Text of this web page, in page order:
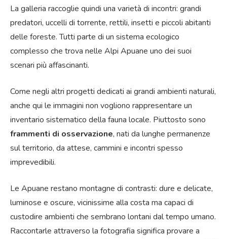
La galleria raccoglie quindi una varietà di incontri: grandi
predatori, uccelli di torrente, rettili, insetti e piccoli abitanti
delle foreste. Tutti parte di un sistema ecologico
complesso che trova nelle Alpi Apuane uno dei suoi
scenari più affascinanti.
Come negli altri progetti dedicati ai grandi ambienti naturali,
anche qui le immagini non vogliono rappresentare un
inventario sistematico della fauna locale. Piuttosto sono
frammenti di osservazione, nati da lunghe permanenze
sul territorio, da attese, cammini e incontri spesso
imprevedibili.
Le Apuane restano montagne di contrasti: dure e delicate,
luminose e oscure, vicinissime alla costa ma capaci di
custodire ambienti che sembrano lontani dal tempo umano.
Raccontarle attraverso la fotografia significa provare a